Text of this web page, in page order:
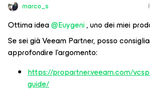
marco_s
Ottima idea ​@Euygeni, uno dei miei
Se sei già Veeam Partner, posso
approfondire l’argomento:
https://propartner.veeam.com/
guide/